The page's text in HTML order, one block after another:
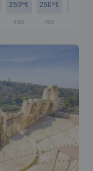
25099€
sau
25099€
vas